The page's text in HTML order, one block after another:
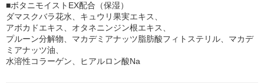
■ボタニモイストEX配合（保湿）
ダマスクバラ花水、キュウリ果実エキス、
アボカドエキス、オタネニンジン根エキス、
プルーン分解物、マカデミアナッツ脂肪酸フィトステリル、マカデ
ミアナッツ油、
水溶性コラーゲン、ヒアルロン酸Na